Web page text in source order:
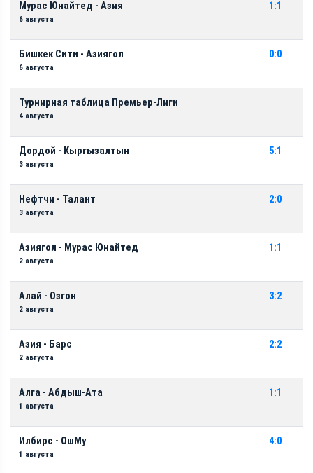
Мурас Юнайтед - Азия
6 августа
1:1
Бишкек Сити - Азиягол
6 августа
0:0
Турнирная таблица Премьер-Лиги
4 августа
Дордой - Кыргызалтын
3 августа
5:1
Нефтчи - Талант
3 августа
2:0
Азиягол - Мурас Юнайтед
2 августа
1:1
Алай - Озгон
2 августа
3:2
Азия - Барс
2 августа
2:2
Алга - Абдыш-Ата
1 августа
1:1
Илбирс - ОшМу
1 августа
4:0